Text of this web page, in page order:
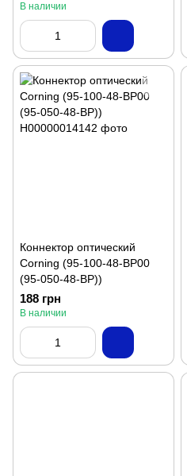
В наличии
Коннектор оптический
Corning (95-100-48-BP00
(95-050-48-BP))
188 грн
В наличии